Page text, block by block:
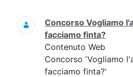
Ricerca
Concorso Vogliamo
facciamo finta?
Contenuto Web
Concorso 'Vogliamo
facciamo finta?'